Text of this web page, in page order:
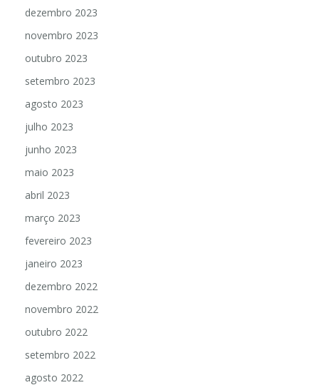
dezembro 2023
novembro 2023
outubro 2023
setembro 2023
agosto 2023
julho 2023
junho 2023
maio 2023
abril 2023
março 2023
fevereiro 2023
janeiro 2023
dezembro 2022
novembro 2022
outubro 2022
setembro 2022
agosto 2022